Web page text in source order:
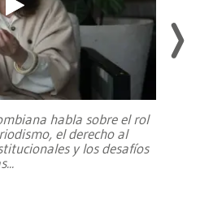
habla sobre el rol
el derecho al
y los desafíos
...